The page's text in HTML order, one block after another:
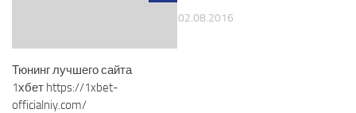
Тюнинг лучшего сайта
1хбет https://1xbet-
officialniy.com/
02.08.2016